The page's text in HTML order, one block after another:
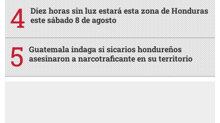
Diez horas sin luz estará esta zona de Honduras
este sábado 8 de agosto
Guatemala indaga si sicarios hondureños
asesinaron a narcotraficante en su territorio